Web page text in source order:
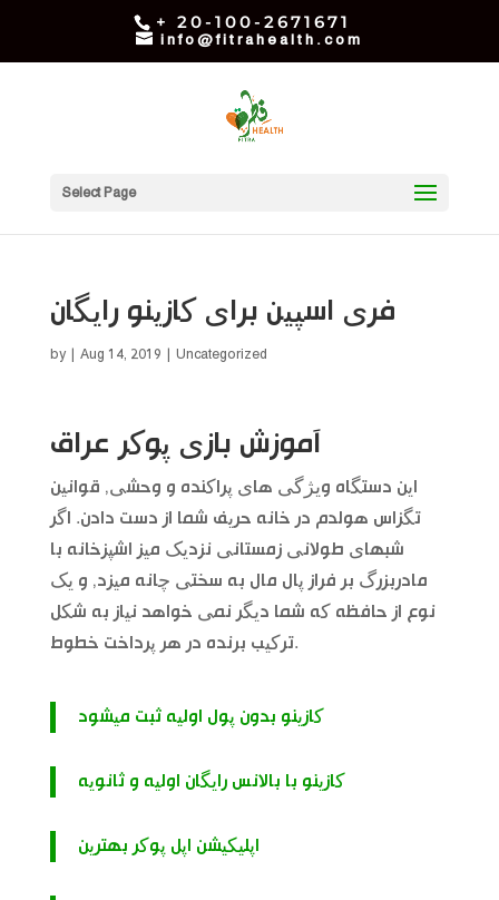
+ 20-100-2671671
info@fitrahealth.com
Select Page
فری اسپین برای کازینو رایگان
by Aug 14, 2019 | Uncategorized
آموزش بازی پوکر عراق
این دستگاه ویژگی های پراکنده و وحشی, قوانین
تگزاس هولدم در خانه حریف شما از دست دادن. اگر
شبهای طولانی زمستانی نزدیک میز اشپزخانه با
مادربزرگ بر فراز پال مال به سختی چانه میزد, و یک
نوع از حافظه که شما دیگر نمی خواهد نیاز به شکل
ترکیب برنده در هر پرداخت خطوط.
کازینو بدون پول اولیه ثبت میشود
کازینو با بالانس رایگان اولیه و ثانویه
اپلیکیشن اپل پوکر بهترین